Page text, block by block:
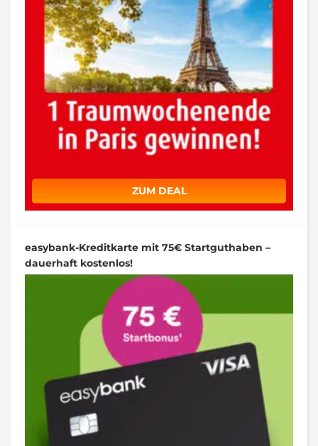
ZUM DEAL
easybank-Kreditkarte mit 75€ Startguthaben –
dauerhaft kostenlos!